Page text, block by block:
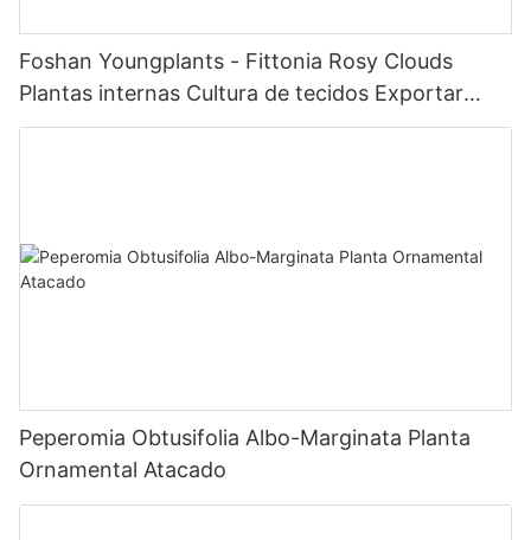
Foshan Youngplants - Fittonia Rosy Clouds
Plantas internas Cultura de tecidos Exportar
Worldwide Fittonia
Peperomia Obtusifolia Albo-Marginata Planta
Ornamental Atacado